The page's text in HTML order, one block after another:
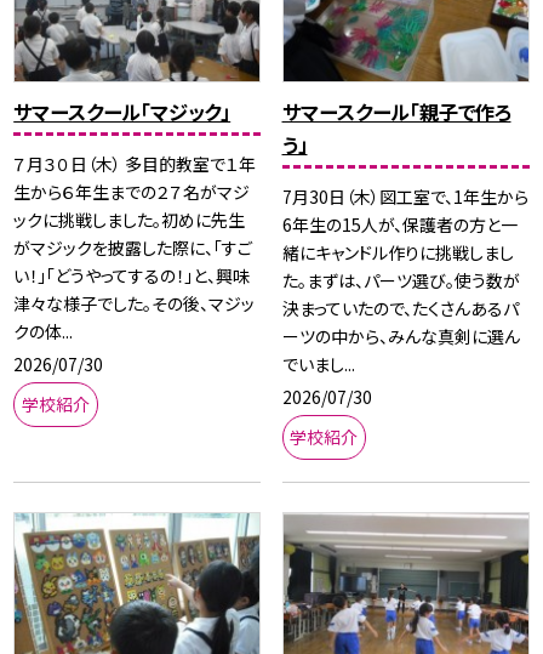
サマースクール「マジック」
７月３０日（木） 多目的教室で１年
生から６年生までの２７名がマジ
ックに挑戦しました。初めに先生
がマジックを披露した際に、「すご
い！」「どうやってするの！」と、興味
津々な様子でした。その後、マジッ
クの体...
2026/07/30
学校紹介
サマースクール「親子で作ろ
う」
7月30日（木）図工室で、1年生から
6年生の15人が、保護者の方と一
緒にキャンドル作りに挑戦しまし
た。まずは、パーツ選び。使う数が
決まっていたので、たくさんあるパ
ーツの中から、みんな真剣に選ん
でいまし...
2026/07/30
学校紹介